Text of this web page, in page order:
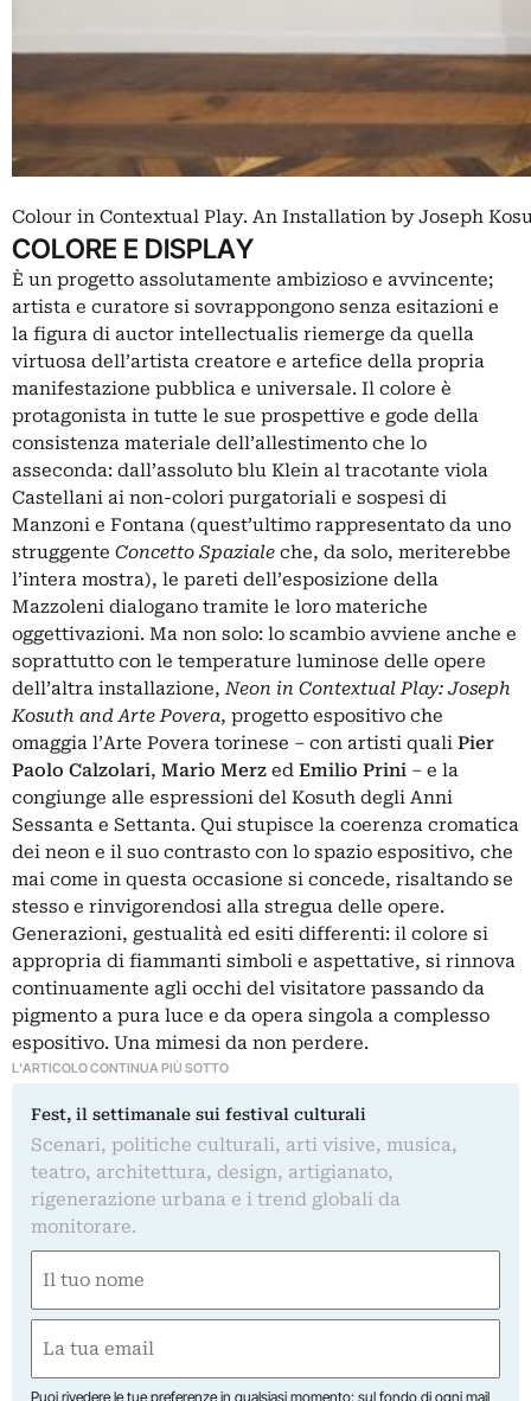
Colour in Contextual Play. An Installation by Joseph
COLORE E DISPLAY
È un progetto assolutamente ambizioso e avvincente;
artista e curatore si sovrappongono senza esitazioni e
la figura di auctor intellectualis riemerge da quella
virtuosa dell’artista creatore e artefice della propria
manifestazione pubblica e universale. Il colore è
protagonista in tutte le sue prospettive e gode della
consistenza materiale dell’allestimento che lo
asseconda: dall’assoluto blu Klein al tracotante viola
Castellani ai non-colori purgatoriali e sospesi di
Manzoni e Fontana (quest’ultimo rappresentato da uno
struggente Concetto Spaziale che, da solo, meriterebbe
l’intera mostra), le pareti dell’esposizione della
Mazzoleni dialogano tramite le loro materiche
oggettivazioni. Ma non solo: lo scambio avviene anche e
soprattutto con le temperature luminose delle opere
dell’altra installazione,Neon in Contextual Play: Joseph
Kosuth and Arte Povera, progetto espositivo che
omaggia l’Arte Povera torinese – con artisti quali Pier
Paolo Calzolari, Mario Merz ed Emilio Prini – e la
congiunge alle espressioni del Kosuth degli Anni
Sessanta e Settanta. Qui stupisce la coerenza cromatica
dei neon e il suo contrasto con lo spazio espositivo, che
mai come in questa occasione si concede, risaltando se
stesso e rinvigorendosi alla stregua delle opere.
Generazioni, gestualità ed esiti differenti: il colore si
appropria di fiammanti simboli e aspettative, si rinnova
continuamente agli occhi del visitatore passando da
pigmento a pura luce e da opera singola a complesso
espositivo. Una mimesi da non perdere.
L'ARTICOLO CONTINUA PIÙ SOTTO
Fest, il settimanale sui festival culturali
Scenari, politiche culturali, arti visive, musica,
teatro, architettura, design, artigianato,
rigenerazione urbana e i trend globali da
monitorare.
(Obbligatorio)
Nome
(Obbligatorio)
Puoi rivedere le tue preferenze in qualsiasi momento: sul fondo di ogni mail